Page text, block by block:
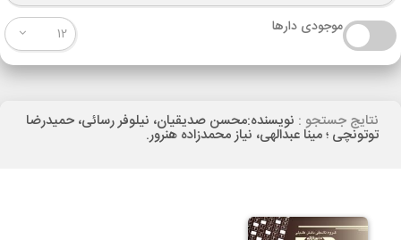
موجودی دارها 12
نتایج جستجو : نویسنده:محسن صدیقیان، نیلوفر رسائی، حمیدرضا
توتونچی ؛ مینا عبدالهی، نیاز محمدزاده هنرور.